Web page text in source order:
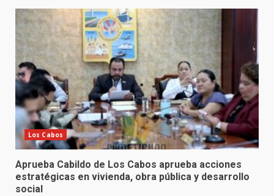
Los Cabos
Aprueba Cabildo de Los Cabos aprueba acciones
estratégicas en vivienda, obra pública y desarrollo
social